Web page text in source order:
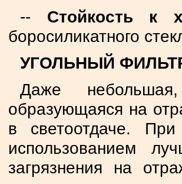
-- Стойкость к
боросиликатного
УГОЛЬНЫЙ ФИЛЬТР:
Даже
образующаяся на
в светоотдаче.
использованием
загрязнения на